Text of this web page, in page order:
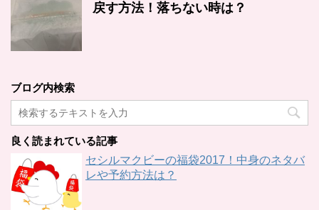
戻す方法！落ちない時は？
ブログ内検索
良く読まれている記事
セシルマクビーの福袋2017！中身のネタバ
レや予約方法は？